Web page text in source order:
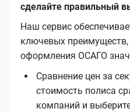
сделайте правильный
Наш сервис
ключевых
оформления ОСАГО
Сравнение цен за
стоимость полиса
компаний и